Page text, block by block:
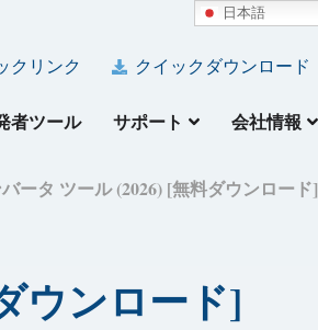
クリンク クイックダウンロード
者ツール サポート 会社情報
ータ ツール (2026) [無料ダウンロード]
ウンロード]
日本語